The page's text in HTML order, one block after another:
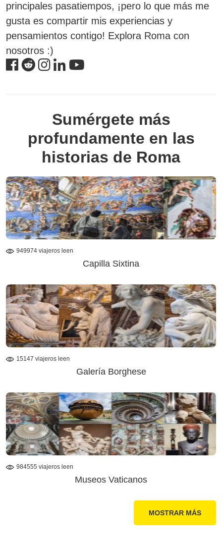
principales pasatiempos, ¡pero lo que más me
gusta es compartir mis experiencias y
pensamientos contigo! Explora Roma con
nosotros :)
Sumérgete más
profundamente en las
historias de Roma
949974 viajeros leen
Capilla Sixtina
15147 viajeros leen
Galería Borghese
984555 viajeros leen
Museos Vaticanos
MOSTRAR MÁS